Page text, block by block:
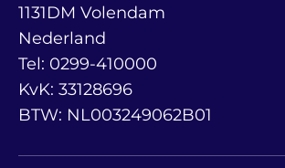
1131DM Volendam
Nederland
Tel: 0299-410000
KvK: 33128696
BTW: NL003249062B01